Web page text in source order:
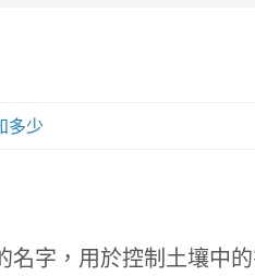
多少
名字，用於控制土壤中